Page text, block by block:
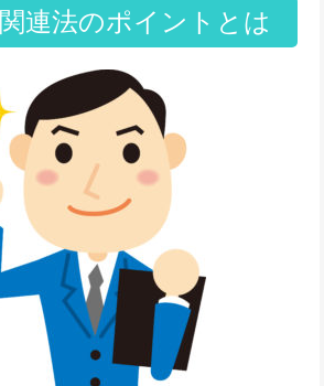
連法のポイントとは